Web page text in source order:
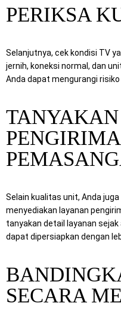
PERIKSA
Selanjutnya, cek kondisi TV
jernih, koneksi normal, dan
Anda dapat mengurangi
Selain kualitas unit, Anda
menyediakan layanan
tanyakan detail layanan
dapat dipersiapkan dengan
SECARA